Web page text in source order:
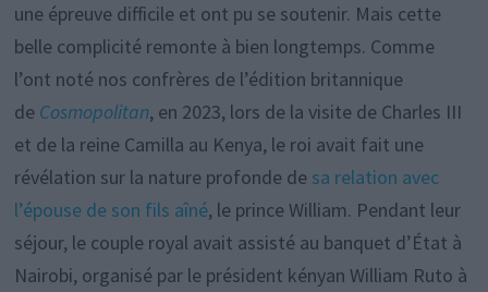
une épreuve difficile et ont pu se soutenir. Mais cette
belle complicité remonte à bien longtemps. Comme
l’ont noté nos confrères de l’édition britannique
de Cosmopolitan, en 2023, lors de la visite de Charles III
et de la reine Camilla au Kenya, le roi avait fait une
révélation sur la nature profonde de sa relation avec
l’épouse de son fils aîné, le prince William. Pendant leur
séjour, le couple royal avait assisté au banquet d’État à
Nairobi, organisé par le président kényan William Ruto à